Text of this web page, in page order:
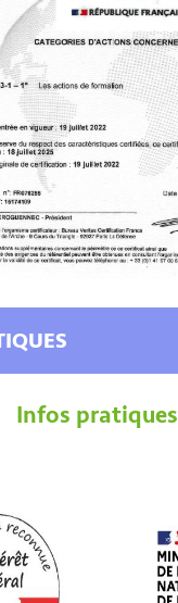
Infos pratiques